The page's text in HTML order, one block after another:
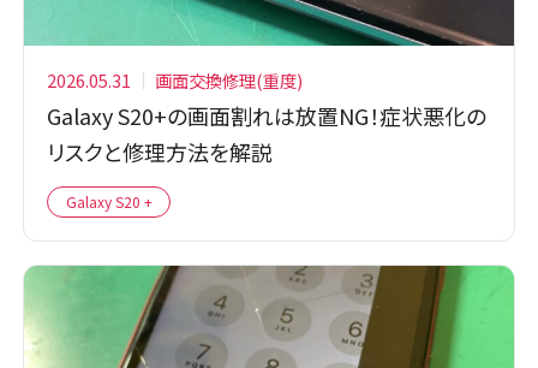
2026.05.31 画面交換修理(重度)
Galaxy S20+の画面割れは放置NG！症状悪化の
リスクと修理方法を解説
Galaxy S20 +